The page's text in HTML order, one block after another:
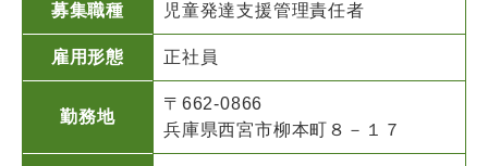
募集職種 児童発達支援管理責任者
雇用形態 正社員
勤務地
〒662-0866
兵庫県西宮市柳本町８－１７